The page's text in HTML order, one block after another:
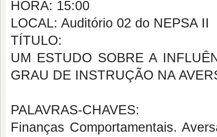
HORA: 15:00
LOCAL: Auditório 02 do NEPSA II
TÍTULO:
UM ESTUDO SOBRE A
GRAU DE INSTRUÇÃO NA
PALAVRAS-CHAVES:
Finanças Comportamentais.